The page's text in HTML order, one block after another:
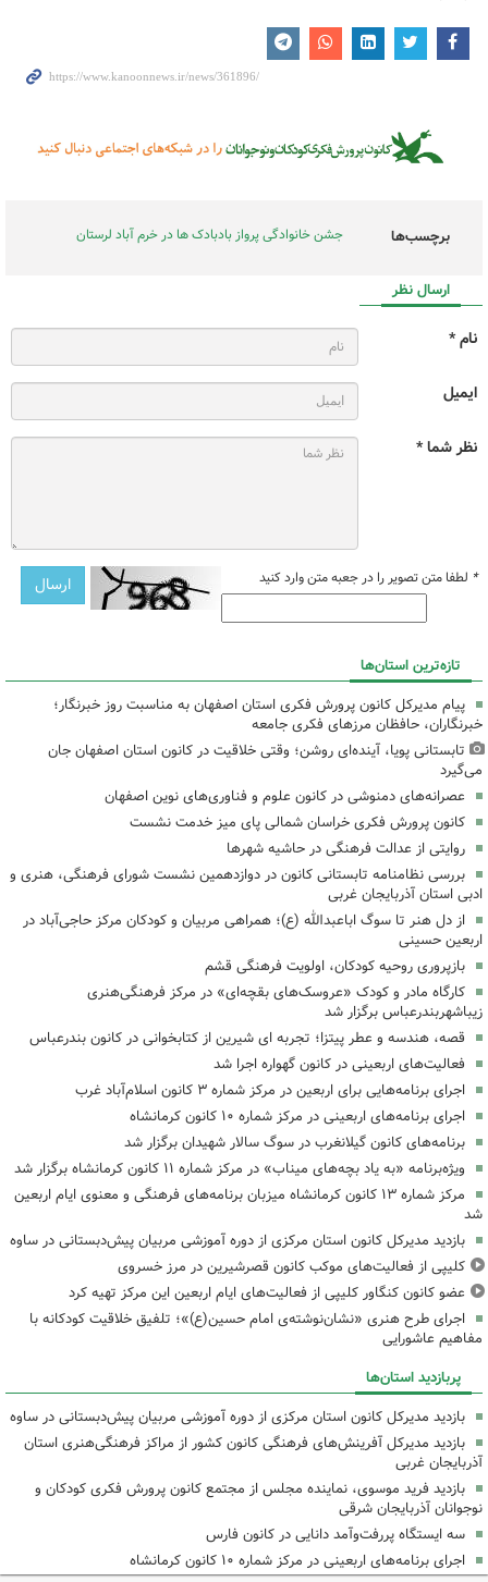
برچسب‌ها جشن خانوادگی پرواز بادبادک ها در خرم آباد لرستان
ارسال نظر
نام *
ایمیل
نظر شما *
* لطفا متن تصویر را در جعبه متن وارد کنید
تازه‌ترین استان‌ها
پیام مدیرکل کانون پرورش فکری استان اصفهان به مناسبت روز خبرنگار؛
خبرنگاران، حافظان مرزهای فکری جامعه
تابستانی پویا، آینده‌ای روشن؛ وقتی خلاقیت در کانون استان اصفهان جان
می‌گیرد
عصرانه‌های دمنوشی در کانون علوم و فناوری‌های نوین اصفهان
کانون پرورش فکری خراسان شمالی پای میز خدمت نشست
روایتی از عدالت فرهنگی در حاشیه شهرها
بررسی نظامنامه تابستانی کانون در دوازدهمین نشست شورای فرهنگی، هنری و
ادبی استان آذربایجان غربی
از دل هنر تا سوگ اباعبدالله (ع)؛ همراهی مربیان و کودکان مرکز حاجی‌آباد در
اربعین حسینی
بازپروری روحیه کودکان، اولویت فرهنگی قشم
کارگاه مادر و کودک «عروسک‌های بقچه‌ای» در مرکز فرهنگی‌هنری
زیباشهربندرعباس برگزار شد
قصه، هندسه و عطر پیتزا؛ تجربه ای شیرین از کتابخوانی در کانون بندرعباس
فعالیت‌های اربعینی در کانون گهواره اجرا شد
اجرای برنامه‌هایی برای اربعین در مرکز شماره ۳ کانون اسلام‌آباد غرب
اجرای برنامه‌های اربعینی در مرکز شماره ۱۰ کانون کرمانشاه
برنامه‌های کانون گیلانغرب در سوگ سالار شهیدان برگزار شد
ویژه‌برنامه «به یاد بچه‌های میناب» در مرکز شماره ۱۱ کانون کرمانشاه برگزار شد
مرکز شماره ۱۳ کانون کرمانشاه میزبان برنامه‌های فرهنگی و معنوی ایام اربعین
شد
بازدید مدیرکل کانون استان مرکزی از دوره آموزشی مربیان پیش‌دبستانی در ساوه
کلیپی از فعالیت‌های موکب کانون قصرشیرین در مرز خسروی
عضو کانون کنگاور کلیپی از فعالیت‌های ایام اربعین این مرکز تهیه کرد
اجرای طرح هنری «نشان‌نوشته‌ی امام حسین(ع)»؛ تلفیق خلاقیت کودکانه با
مفاهیم عاشورایی
پربازدید استان‌ها
بازدید مدیرکل کانون استان مرکزی از دوره آموزشی مربیان پیش‌دبستانی در ساوه
بازدید مدیرکل آفرینش‌های فرهنگی کانون کشور از مراکز فرهنگی‌هنری استان
آذربایجان غربی
بازدید فرید موسوی، نماینده مجلس از مجتمع کانون پرورش فکری کودکان و
نوجوانان آذربایجان شرقی
سه ایستگاه پررفت‌وآمد دانایی در کانون فارس
اجرای برنامه‌های اربعینی در مرکز شماره ۱۰ کانون کرمانشاه